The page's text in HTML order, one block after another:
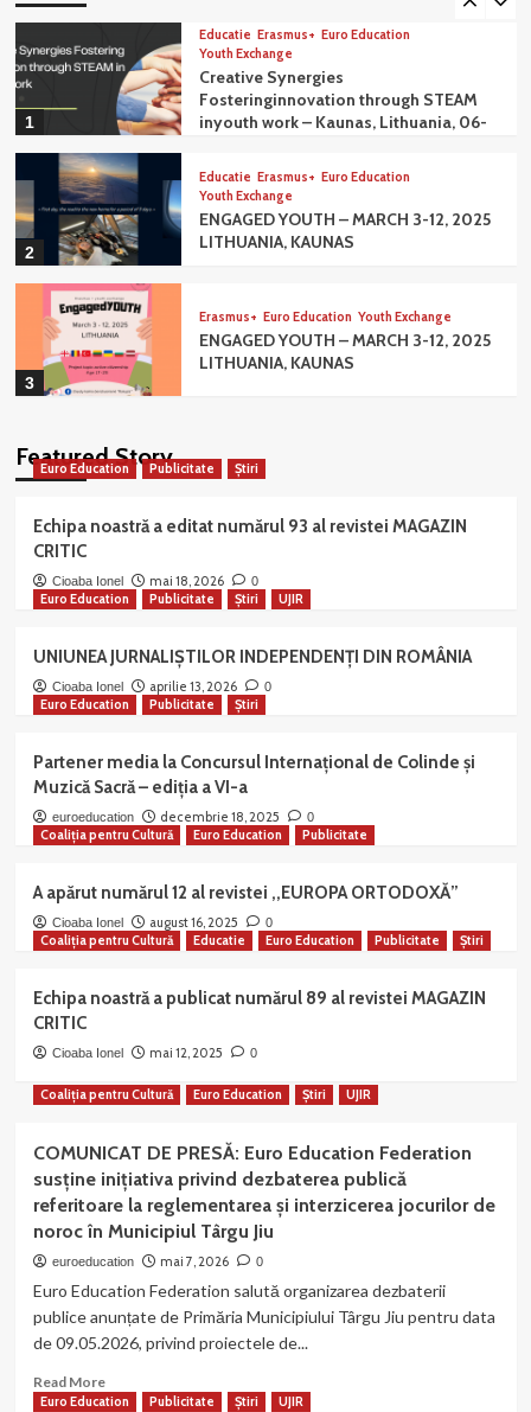
1
Educatie Erasmus+ Euro Education
Youth Exchange
Creative Synergies
Fosteringinnovation through STEAM
inyouth work – Kaunas, Lithuania, 06-
2
Educatie Erasmus+ Euro Education
Youth Exchange
ENGAGED YOUTH – MARCH 3-12, 2025
LITHUANIA, KAUNAS
3
Erasmus+ Euro Education Youth Exchange
ENGAGED YOUTH – MARCH 3-12, 2025
LITHUANIA, KAUNAS
RHYTHM WITH SIGNS COMMUNITY –
CAPRANICA, ITALY (13-21 DECEMBER
Erasmus+
Poland – Partnership Building Activity
Educatie Erasmus+
Youth Exchange
Fosteringinnovation through STEAM
inyouth work – Kaunas, Lithuania, 06-
15 october 2025
2
Educatie Erasmus+ Euro Education
Youth Exchange
LITHUANIA, KAUNAS
ENGAGED YOUTH – MARCH 3-12, 2025
Educatie Erasmus+ Youth Exchange
RHYTHM WITH SIGNS COMMUNITY –
2024)
5
Erasmus+ Euro Education
Poland – Partnership Building Activity
Featured Story
Euro Education Publicitate Știri
Echipa noastră a editat numărul 93 al revistei MAGAZIN
CRITIC
Cioaba Ionel mai 18, 2026 0
Euro Education Publicitate Știri UJIR
UNIUNEA JURNALIȘTILOR INDEPENDENȚI DIN ROMÂNIA
Cioaba Ionel aprilie 13, 2026 0
Euro Education Publicitate Știri
Partener media la Concursul Internațional de Colinde și
Muzică Sacră – ediția a VI-a
euroeducation decembrie 18, 2025 0
Coaliția pentru Cultură Euro Education Publicitate
A apărut numărul 12 al revistei ,,EUROPA ORTODOXĂ”
Cioaba Ionel august 16, 2025 0
Coaliția pentru Cultură Educatie Euro Education Publicitate Știri
Echipa noastră a publicat numărul 89 al revistei MAGAZIN
CRITIC
Cioaba Ionel mai 12, 2025 0
Coaliția pentru Cultură Euro Education Știri UJIR
COMUNICAT DE PRESĂ: Euro Education Federation
susține inițiativa privind dezbaterea publică
referitoare la reglementarea și interzicerea jocurilor de
noroc în Municipiul Târgu Jiu
euroeducation mai 7, 2026 0
Euro Education Federation salută organizarea dezbaterii
publice anunțate de Primăria Municipiului Târgu Jiu pentru data
de 09.05.2026, privind proiectele de...
Read MoreRead
more
Euro Education Publicitate Știri UJIR